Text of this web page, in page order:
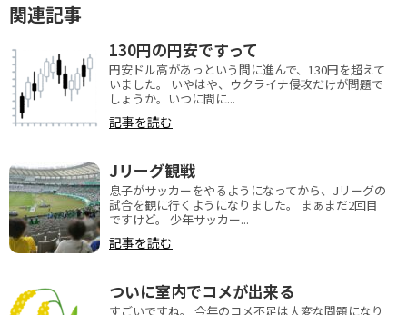
関連記事
130円の円安ですって
円安ドル高があっという間に進んで、130円を超えて
いました。 いやはや、ウクライナ侵攻だけが問題で
しょうか。いつに間に...
記事を読む
Jリーグ観戦
息子がサッカーをやるようになってから、Jリーグの
試合を観に行くようになりました。 まぁまだ2回目
ですけど。 少年サッカー...
記事を読む
ついに室内でコメが出来る
すごいですね。 今年のコメ不足は大変な問題になり